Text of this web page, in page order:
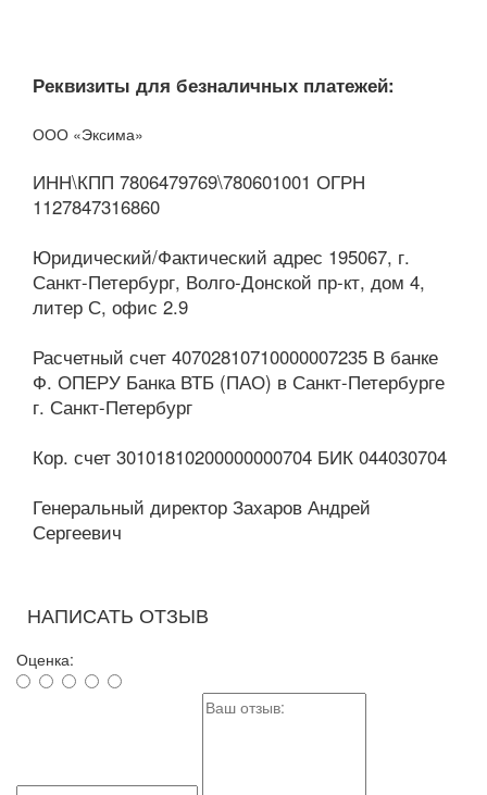
Реквизиты для безналичных платежей:
ООО «Эксима»
ИНН\КПП 7806479769\780601001 ОГРН
1127847316860
Юридический/Фактический адрес 195067, г.
Санкт-Петербург, Волго-Донской пр-кт, дом 4,
литер С, офис 2.9
Расчетный счет 40702810710000007235 В банке
Ф. ОПЕРУ Банка ВТБ (ПАО) в Санкт-Петербурге
г. Санкт-Петербург
Кор. счет 30101810200000000704 БИК 044030704
Генеральный директор Захаров Андрей
Сергеевич
НАПИСАТЬ ОТЗЫВ
Оценка: